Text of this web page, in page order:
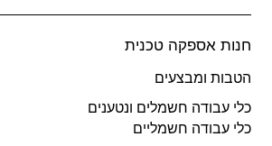
חנות אספקה טכנית
הטבות ומבצעים
כלי עבודה חשמלים ונטענים
כלי עבודה חשמליים